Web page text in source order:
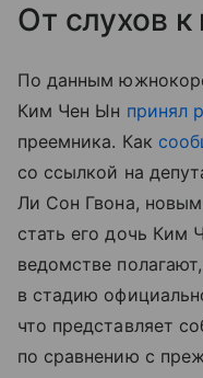
От слухов
По данным
Ким Чен Ын принял
преемника. Как
со ссылкой на
Ли Сон Гвона, новым
стать его дочь Ким
ведомстве
в стадию
что представляет
по сравнению с